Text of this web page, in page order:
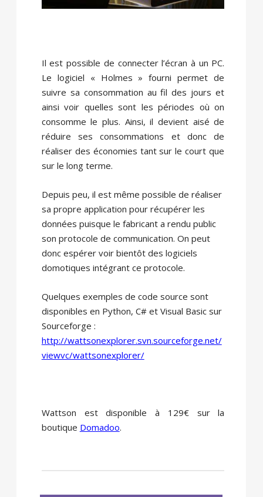
Il est possible de connecter l’écran à un PC.
Le logiciel « Holmes » fourni permet de
suivre sa consommation au fil des jours et
ainsi voir quelles sont les périodes où on
consomme le plus. Ainsi, il devient aisé de
réduire ses consommations et donc de
réaliser des économies tant sur le court que
sur le long terme.
Depuis peu, il est même possible de réaliser
sa propre application pour récupérer les
données puisque le fabricant a rendu public
son protocole de communication. On peut
donc espérer voir bientôt des logiciels
domotiques intégrant ce protocole.
Quelques exemples de code source sont
disponibles en Python, C# et Visual Basic sur
Sourceforge :
http://wattsonexplorer.svn.sourceforge.net/
viewvc/wattsonexplorer/
Wattson est disponible à 129€ sur la
boutique Domadoo.